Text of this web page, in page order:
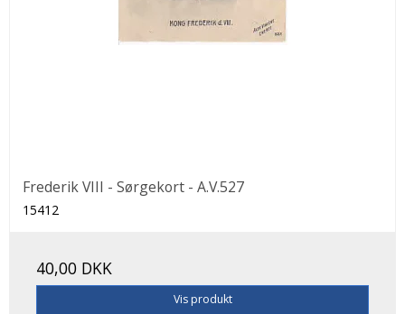
Frederik VIII - Sørgekort - A.V.527
15412
40,00 DKK
Vis produkt